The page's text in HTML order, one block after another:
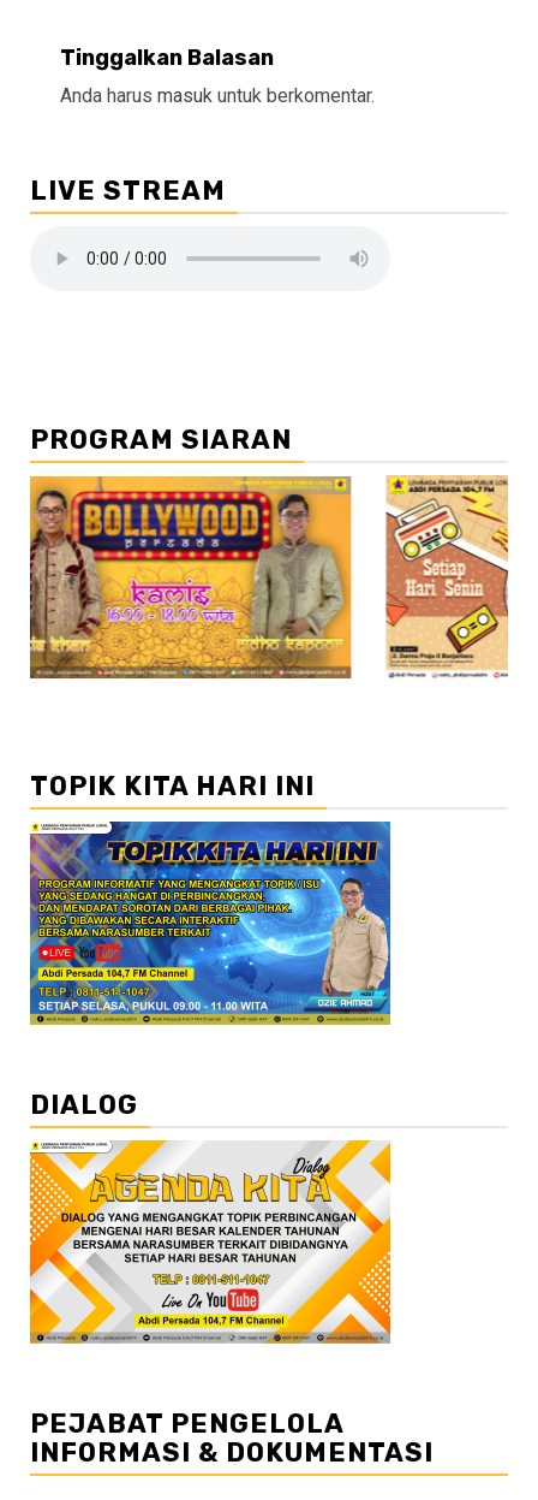
Tinggalkan Balasan
Anda harus masuk untuk berkomentar.
LIVE STREAM
PROGRAM SIARAN
//3
TOPIK KITA HARI INI
DIALOG
PEJABAT PENGELOLA
INFORMASI & DOKUMENTASI